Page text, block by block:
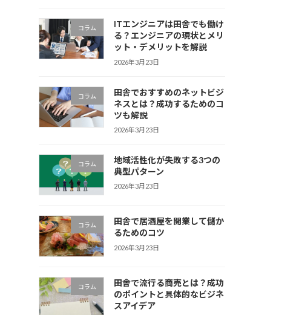
コラム
ITエンジニアは田舎でも働け
る？エンジニアの現状とメリ
ット・デメリットを解説
2026年3月23日
コラム
田舎でおすすめのネットビジ
ネスとは？成功するためのコ
ツも解説
2026年3月23日
コラム
地域活性化が失敗する3つの
典型パターン
2026年3月23日
コラム
田舎で居酒屋を開業して儲か
るためのコツ
2026年3月23日
コラム
田舎で流行る商売とは？成功
のポイントと具体的なビジネ
スアイデア